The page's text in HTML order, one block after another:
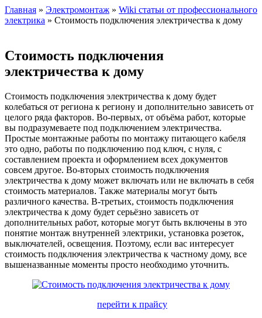
Главная » Электромонтаж » Wiki статьи от профессионального
электрика » Стоимость подключения электричества к дому
Стоимость подключения
электричества к дому
Стоимость подключения электричества к дому будет
колебаться от региона к региону и дополнительно зависеть от
целого ряда факторов. Во-первых, от объёма работ, которые
вы подразумеваете под подключением электричества.
Простые монтажные работы по монтажу питающего кабеля
это одно, работы по подключению под ключ, с нуля, с
составлением проекта и оформлением всех документов
совсем другое. Во-вторых стоимость подключения
электричества к дому может включать или не включать в себя
стоимость материалов. Также материалы могут быть
различного качества. В-третьих, стоимость подключения
электричества к дому будет серьёзно зависеть от
дополнительных работ, которые могут быть включены в это
понятие монтаж внутренней электрики, установка розеток,
выключателей, освещения. Поэтому, если вас интересует
стоимость подключения электричества к частному дому, все
вышеназванные моменты просто необходимо уточнить.
перейти к прайсу